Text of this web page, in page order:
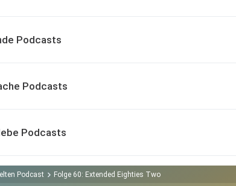
Podcasts
Podcasts
Podcasts
Podcast Folge 60: Extended Eighties Two